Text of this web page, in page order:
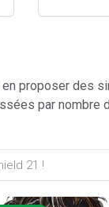
proposer des
par nombre